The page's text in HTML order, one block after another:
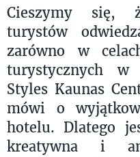
Cieszymy się,
turystów
zarówno w
turystycznych
Styles Kaunas
mówi o
hotelu. Dlatego
kreatywna i